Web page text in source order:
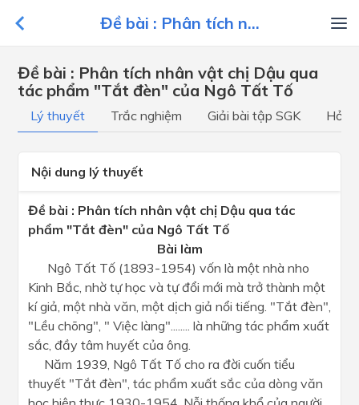
Đề bài : Phân tích n...
Đề bài : Phân tích nhân vật chị Dậu qua
tác phẩm "Tắt đèn" của Ngô Tất Tố
Lý thuyết Trắc nghiệm Giải bài tập SGK Hỏi
Nội dung lý thuyết
Đề bài : Phân tích nhân vật chị Dậu qua tác
phẩm "Tắt đèn" của Ngô Tất Tố
Bài làm
Ngô Tất Tố (1893-1954) vốn là một nhà nho
Kinh Bắc, nhờ tự học và tự đổi mới mà trở thành một
kí giả, một nhà văn, một dịch giả nổi tiếng. "Tắt đèn",
"Lều chõng", " Việc làng"........ là những tác phẩm xuất
sắc, đầy tâm huyết của ông.
Năm 1939, Ngô Tất Tố cho ra đời cuốn tiểu
thuyết "Tắt đèn", tác phẩm xuất sắc của dòng văn